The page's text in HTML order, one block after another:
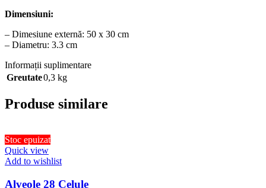
Dimensiuni:
– Dimesiune externă: 50 x 30 cm
– Diametru: 3.3 cm
Informații suplimentare
Greutate0,3 kg
Produse similare
Stoc epuizat
Quick view
Add to wishlist
Alveole 28 Celule